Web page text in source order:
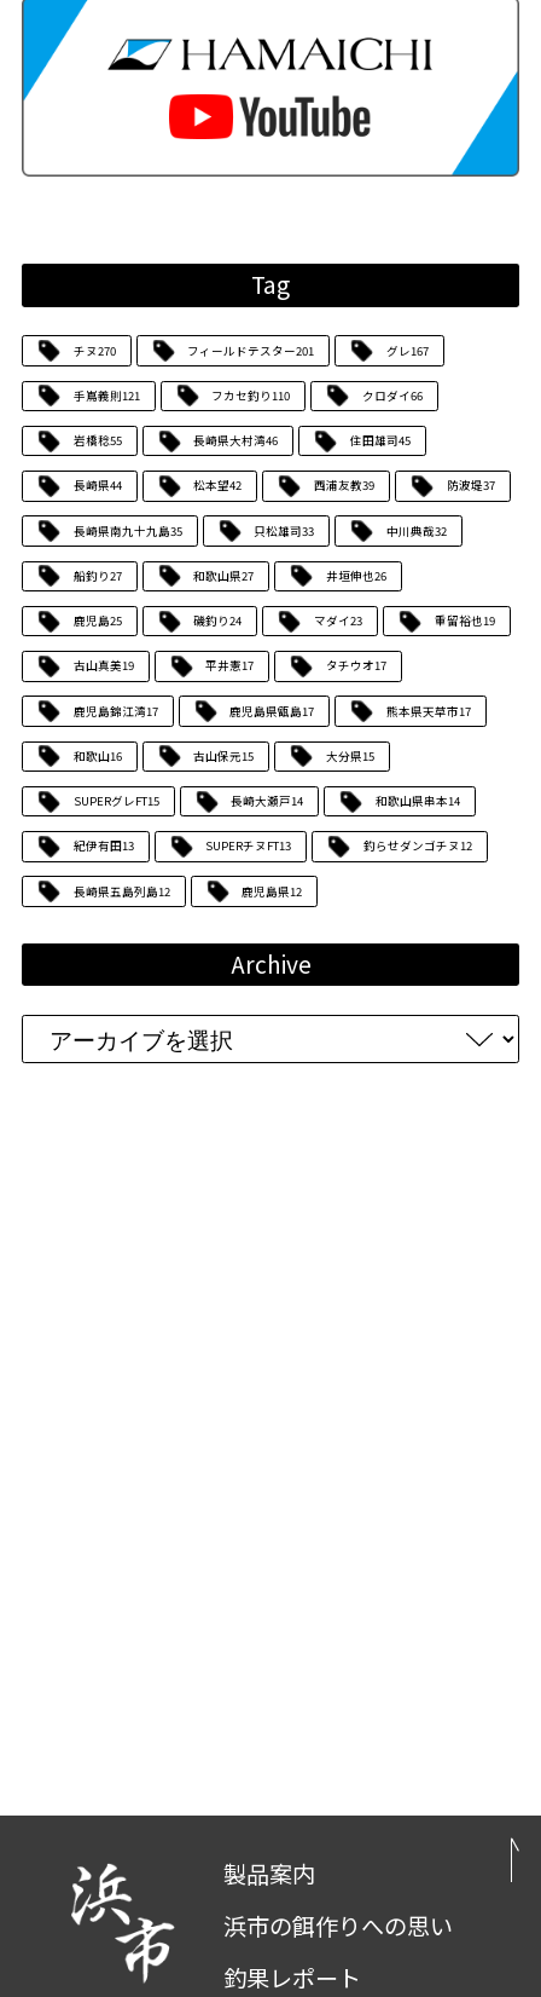
Tag
チヌ270 フィールドテスター201 グレ167
手嶌義則121 フカセ釣り110 クロダイ66
岩橋稔55 長崎県大村湾46 住田雄司45
長崎県44 松本望42 西浦友教39 防波堤37
長崎県南九十九島35 只松雄司33 中川典哉32
船釣り27 和歌山県27 井垣伸也26
鹿児島25 磯釣り24 マダイ23 重留裕也19
古山真美19 平井憲17 タチウオ17
鹿児島錦江湾17 鹿児島県甑島17 熊本県天草市17
和歌山16 古山保元15 大分県15
SUPERグレFT15 長崎大瀬戸14 和歌山県串本14
紀伊有田13 SUPERチヌFT13 釣らせダンゴチヌ12
長崎県五島列島12 鹿児島県12
Archive
製品案内
浜市の餌作りへの思い
釣果レポート